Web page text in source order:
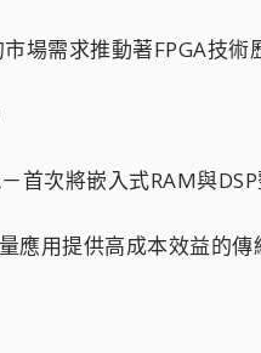
場需求推動著FPGA技術
次將嵌入式RAM與
用提供高成本效益的傳